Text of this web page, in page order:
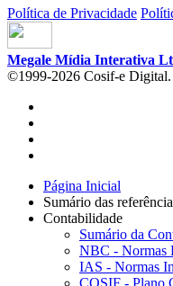
Política de Privacidade
Megale Mídia Interativa
©1999-2026 Cosif-e Digital.
Página Inicial
Sumário das
Contabilidade
Sumário da
NBC - Normas
IAS - Normas
COSIF - Plano